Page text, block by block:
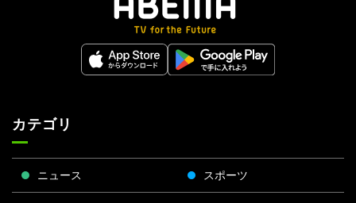
カテゴリ
ニュース スポーツ